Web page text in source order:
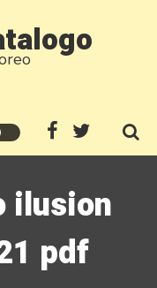
ilusion
pdf